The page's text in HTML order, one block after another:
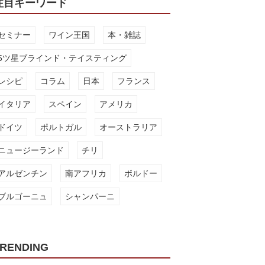
目キーワード
ミナー ワイン王国 本・雑誌
ツ星ブラインド・テイスティング
シピ コラム 日本 フランス
タリア スペイン アメリカ
ドイツ ポルトガル オーストラリア
ュージーランド チリ
ルゼンチン 南アフリカ ボルドー
ルゴーニュ シャンパーニ